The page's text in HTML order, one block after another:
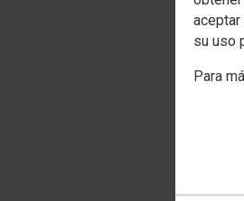
su uso
Para